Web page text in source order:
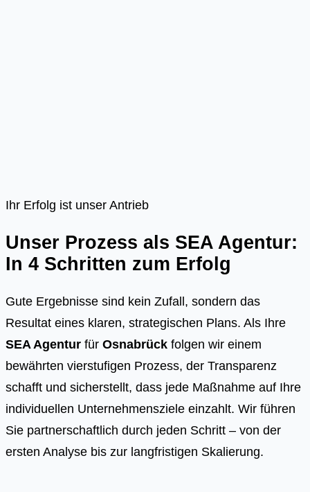
Ihr Erfolg ist unser Antrieb
Unser Prozess als SEA Agentur:
In 4 Schritten zum Erfolg
Gute Ergebnisse sind kein Zufall, sondern das
Resultat eines klaren, strategischen Plans. Als Ihre
SEA Agentur für Osnabrück folgen wir einem
bewährten vierstufigen Prozess, der Transparenz
schafft und sicherstellt, dass jede Maßnahme auf Ihre
individuellen Unternehmensziele einzahlt. Wir führen
Sie partnerschaftlich durch jeden Schritt – von der
ersten Analyse bis zur langfristigen Skalierung.